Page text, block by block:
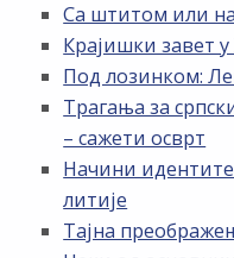
Са штитом или
Крајишки завет
Под лозинком:
Трагања за
– сажети осврт
Начини
литије
Тајна